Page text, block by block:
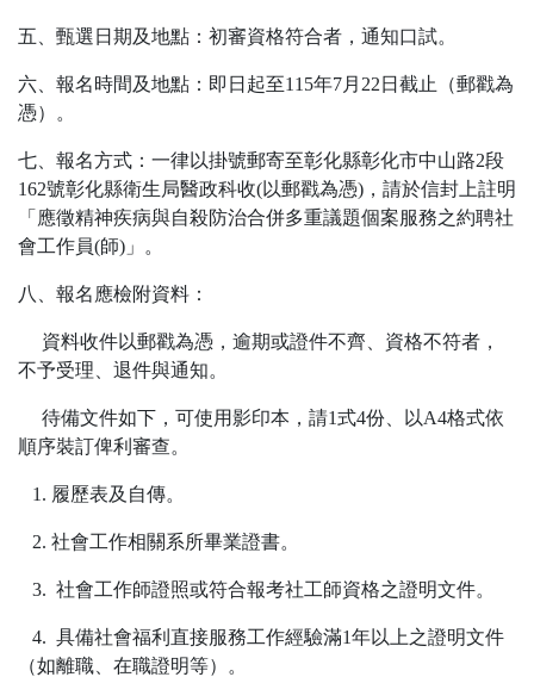
五、甄選日期及地點：初審資格符合者，通知口試。
六、報名時間及地點：即日起至115年7月22日截止（郵戳為
憑）。
七、報名方式：一律以掛號郵寄至彰化縣彰化市中山路2段
162號彰化縣衛生局醫政科收(以郵戳為憑)，請於信封上註明
「應徵精神疾病與自殺防治合併多重議題個案服務之約聘社
會工作員(師)」。
八、報名應檢附資料：
資料收件以郵戳為憑，逾期或證件不齊、資格不符者，
不予受理、退件與通知。
待備文件如下，可使用影印本，請1式4份、以A4格式依
順序裝訂俾利審查。
1. 履歷表及自傳。
2. 社會工作相關系所畢業證書。
3. 社會工作師證照或符合報考社工師資格之證明文件。
4. 具備社會福利直接服務工作經驗滿1年以上之證明文件
（如離職、在職證明等）。